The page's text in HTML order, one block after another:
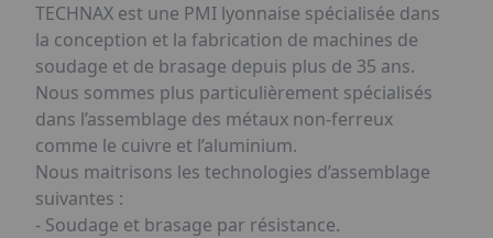
TECHNAX est une PMI lyonnaise spécialisée dans
la conception et la fabrication de machines de
soudage et de brasage depuis plus de 35 ans.
Nous sommes plus particulièrement spécialisés
dans l’assemblage des métaux non-ferreux
comme le cuivre et l’aluminium.
Nous maitrisons les technologies d’assemblage
suivantes :
- Soudage et brasage par résistance.